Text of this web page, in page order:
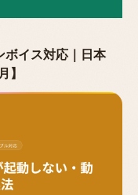
イス対応｜日本